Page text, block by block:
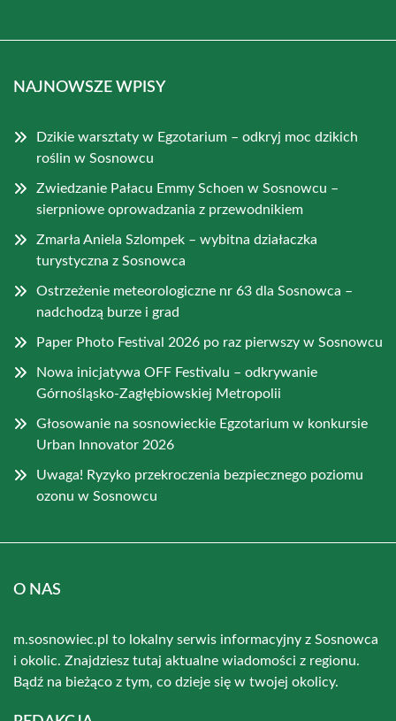
NAJNOWSZE WPISY
Dzikie warsztaty w Egzotarium – odkryj moc dzikich
roślin w Sosnowcu
Zwiedzanie Pałacu Emmy Schoen w Sosnowcu –
sierpniowe oprowadzania z przewodnikiem
Zmarła Aniela Szlompek – wybitna działaczka
turystyczna z Sosnowca
Ostrzeżenie meteorologiczne nr 63 dla Sosnowca –
nadchodzą burze i grad
Paper Photo Festival 2026 po raz pierwszy w Sosnowcu
Nowa inicjatywa OFF Festivalu – odkrywanie
Górnośląsko-Zagłębiowskiej Metropolii
Głosowanie na sosnowieckie Egzotarium w konkursie
Urban Innovator 2026
Uwaga! Ryzyko przekroczenia bezpiecznego poziomu
ozonu w Sosnowcu
O NAS
m.sosnowiec.pl to lokalny serwis informacyjny z Sosnowca
i okolic. Znajdziesz tutaj aktualne wiadomości z regionu.
Bądź na bieżąco z tym, co dzieje się w twojej okolicy.